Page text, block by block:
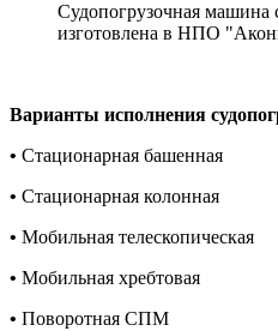
Судопогрузочная машина
изготовлена в НПО
Варианты исполнения
• Стационарная башенная
• Стационарная колонная
• Мобильная телескопическая
• Мобильная хребтовая
• Поворотная СПМ